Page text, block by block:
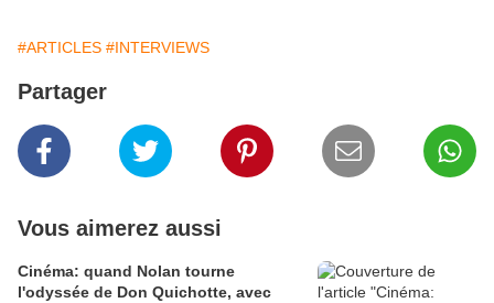
#ARTICLES #INTERVIEWS
Partager
Vous aimerez aussi
Cinéma: quand Nolan tourne
l'odyssée de Don Quichotte, avec